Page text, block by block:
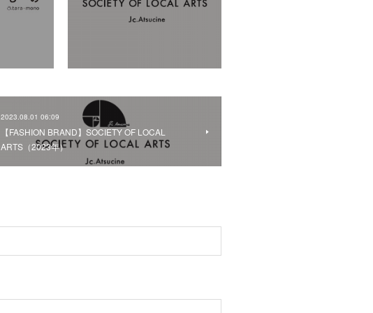
2023.08.01 06:09
【FASHION BRAND】SOCIETY OF LOCAL
ARTS（2023年）